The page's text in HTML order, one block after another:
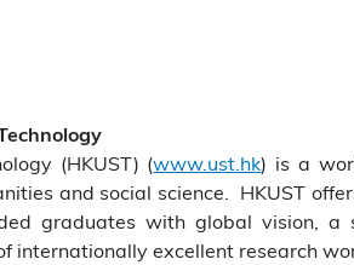
(HKUST) (www.ust.hk) is a
and social science. HKUST
graduates with global vision, a
excellent research